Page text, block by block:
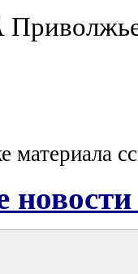
материала